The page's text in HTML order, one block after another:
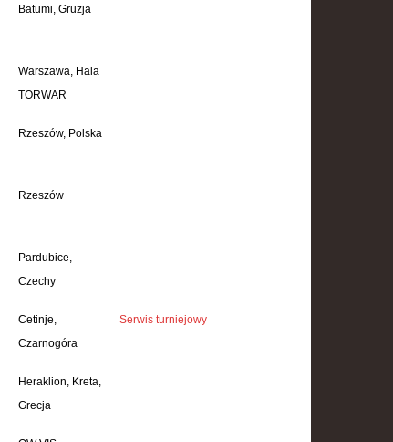
Batumi, Gruzja
Warszawa, Hala
TORWAR
Rzeszów, Polska
Rzeszów
Pardubice,
Czechy
Cetinje,
Czarnogóra
Serwis turniejowy
Heraklion, Kreta,
Grecja